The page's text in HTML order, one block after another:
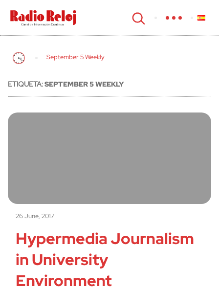
cerrar
September 5 Weekly
ETIQUETA:SEPTEMBER 5 WEEKLY
26 June, 2017
Hypermedia Journalism
in University
Environment